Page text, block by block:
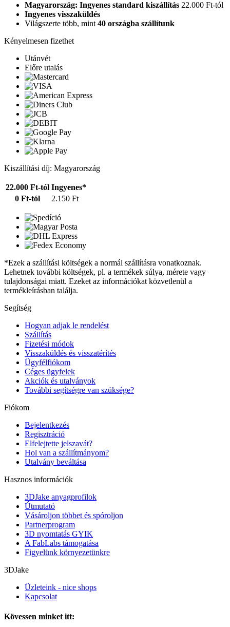
Magyarország: Ingyenes standard kiszállítás 22.000 Ft-tól
Ingyenes visszaküldés
Világszerte több, mint 40 országba szállítunk
Kényelmesen fizethet
Utánvét
Előre utalás
Kiszállítási díj: Magyarország
22.000 Ft-tól Ingyenes*
0 Ft-tól
2.150 Ft
*Ezek a szállítási költségek a normál szállításra vonatkoznak.
Lehetnek további költségek, pl. a termékek súlya, mérete vagy
tulajdonságai miatt. Ezeket az információkat közvetlenül a
termékleírásban találja.
Segítség
Hogyan adjak le rendelést
Szállítás
Fizetési módok
Visszaküldés és visszatérítés
Ügyfélfiókom
Céges ügyfelek
Akciók és utalványok
További segítségre van szüksége?
Fiókom
Bejelentkezés
Regisztráció
Elfelejtette jelszavát?
Hol van a szállítmányom?
Utalvány beváltása
Hasznos információk
3DJake anyagprofilok
Útmutató
Vásároljon többet és spóroljon
Partnerprogram
3D nyomtatás GYIK
A FabLabs támogatása
Figyelünk környezetünkre
3DJake
Üzleteink - nice shops
Kapcsolat
Kövessen minket itt: